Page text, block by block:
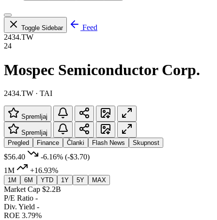
Toggle Sidebar
Feed
2434.TW
24
Mospec Semiconductor Corp.
2434.TW · TAI
Spremljaj
Spremljaj
Pregled
Finance Članki Flash News Skupnost
$56.40 -6.16% (-$3.70)
1M
+16.93%
1M 6M YTD 1Y 5Y MAX
Market Cap $2.2B
P/E Ratio -
Div. Yield -
ROE 3.79%